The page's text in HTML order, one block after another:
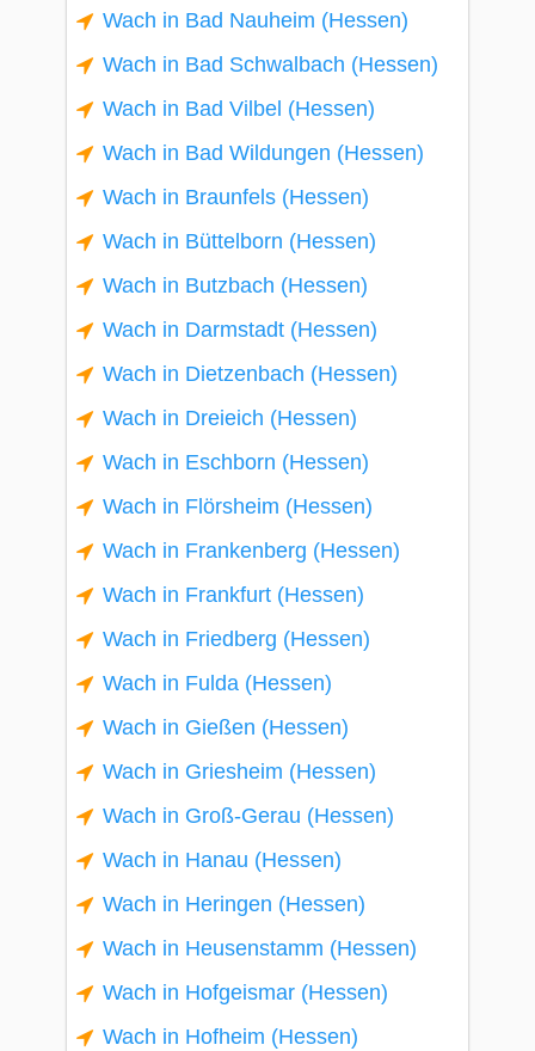
Wach in Bad Nauheim (Hessen)
Wach in Bad Schwalbach (Hessen)
Wach in Bad Vilbel (Hessen)
Wach in Bad Wildungen (Hessen)
Wach in Braunfels (Hessen)
Wach in Büttelborn (Hessen)
Wach in Butzbach (Hessen)
Wach in Darmstadt (Hessen)
Wach in Dietzenbach (Hessen)
Wach in Dreieich (Hessen)
Wach in Eschborn (Hessen)
Wach in Flörsheim (Hessen)
Wach in Frankenberg (Hessen)
Wach in Frankfurt (Hessen)
Wach in Friedberg (Hessen)
Wach in Fulda (Hessen)
Wach in Gießen (Hessen)
Wach in Griesheim (Hessen)
Wach in Groß-Gerau (Hessen)
Wach in Hanau (Hessen)
Wach in Heringen (Hessen)
Wach in Heusenstamm (Hessen)
Wach in Hofgeismar (Hessen)
Wach in Hofheim (Hessen)